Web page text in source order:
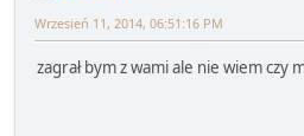
Wrzesień 11, 2014, 06:51:16 PM
zagrał bym z wami ale nie wiem czy